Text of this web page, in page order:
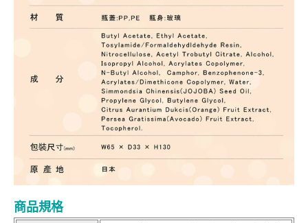
商品規格